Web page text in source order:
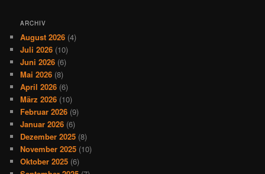
ARCHIV
August 2026 (4)
Juli 2026 (10)
Juni 2026 (6)
Mai 2026 (8)
April 2026 (6)
März 2026 (10)
Februar 2026 (9)
Januar 2026 (6)
Dezember 2025 (8)
November 2025 (10)
Oktober 2025 (6)